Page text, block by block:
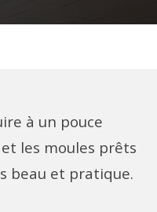
à un pouce
les moules prêts
beau et pratique.